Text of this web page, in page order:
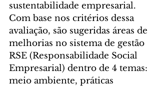
sustentabilidade empresarial.
Com base nos critérios dessa
avaliação, são sugeridas áreas de
melhorias no sistema de gestão
RSE (Responsabilidade Social
Empresarial) dentro de 4 temas:
meio ambiente, práticas